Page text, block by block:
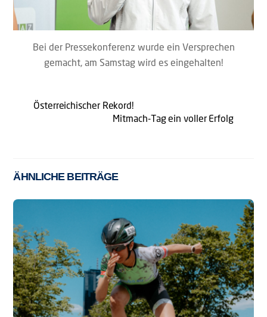
Bei der Pressekonferenz wurde ein Versprechen
gemacht, am Samstag wird es eingehalten!
Österreichischer Rekord!
Mitmach-Tag ein voller Erfolg
ÄHNLICHE BEITRÄGE